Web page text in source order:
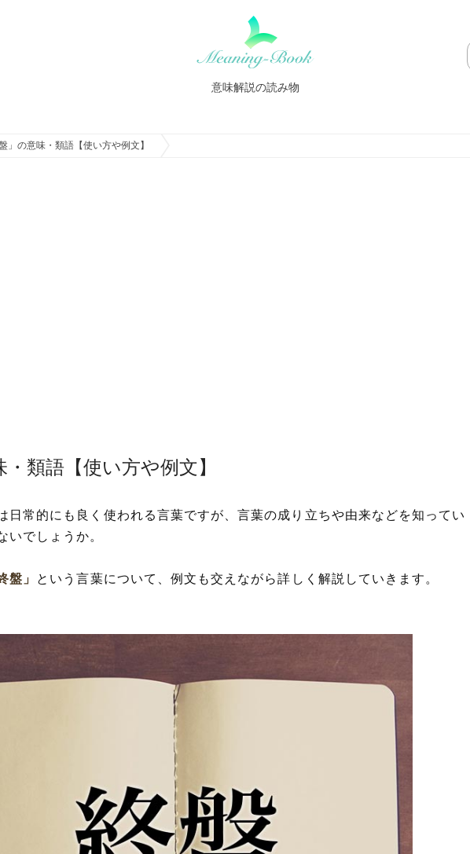
意味解説の読み物
盤」の意味・類語【使い方や例文】
・類語【使い方や例文】
日常的にも良く使われる言葉ですが、言葉の成り立ちや由来などを知ってい
いでしょうか。
盤」 という言葉について、例文も交えながら詳しく解説していきます。